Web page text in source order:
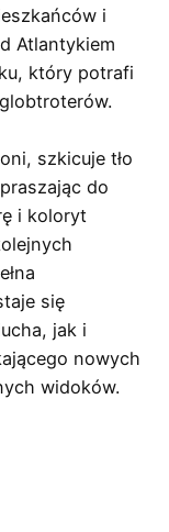
i
Atlantykiem
który potrafi
szkicuje tło
do
i koloryt
się
jak i
nowych
widoków.